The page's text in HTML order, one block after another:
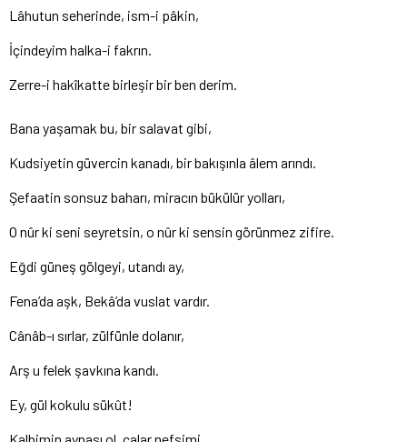
Lâhutun seherinde, ism-i pâkin,
İçindeyim halka-i fakrın.
Zerre-i hakîkatte birleşir bir ben derim.
Bana yaşamak bu, bir salavat gibi,
Kudsiyetin güvercin kanadı, bir bakışınla âlem arındı.
Şefaatin sonsuz baharı, miracın bükülür yolları,
O nûr ki seni seyretsin, o nûr ki sensin görünmez zifire.
Eğdi güneş gölgeyi, utandı ay,
Fena’da aşk, Bekâ’da vuslat vardır.
Cânâb-ı sırlar, zülfünle dolanır,
Arş u felek şavkına kandı.
Ey, gül kokulu sükût!